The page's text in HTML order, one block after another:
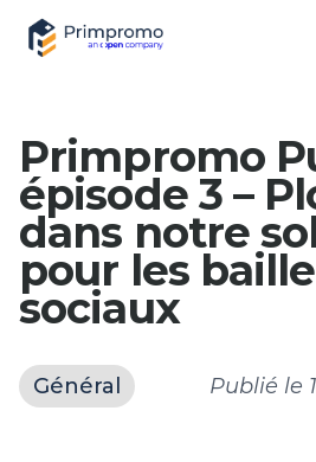
Primpromo
épisode 3 –
dans notre
pour les
sociaux
Général Publié le